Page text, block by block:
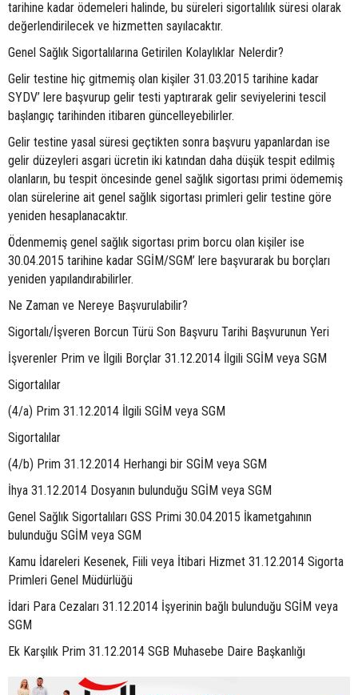
tarihine kadar ödemeleri halinde, bu süreleri sigortalılık süresi olarak
değerlendirilecek ve hizmetten sayılacaktır.
Genel Sağlık Sigortalılarına Getirilen Kolaylıklar Nelerdir?
Gelir testine hiç gitmemiş olan kişiler 31.03.2015 tarihine kadar
SYDV’ lere başvurup gelir testi yaptırarak gelir seviyelerini tescil
başlangıç tarihinden itibaren güncelleyebilirler.
Gelir testine yasal süresi geçtikten sonra başvuru yapanlardan ise
gelir düzeyleri asgari ücretin iki katından daha düşük tespit edilmiş
olanların, bu tespit öncesinde genel sağlık sigortası primi ödememiş
olan sürelerine ait genel sağlık sigortası primleri gelir testine göre
yeniden hesaplanacaktır.
Ödenmemiş genel sağlık sigortası prim borcu olan kişiler ise
30.04.2015 tarihine kadar SGİM/SGM’ lere başvurarak bu borçları
yeniden yapılandırabilirler.
Ne Zaman ve Nereye Başvurulabilir?
Sigortalı/İşveren Borcun Türü Son Başvuru Tarihi Başvurunun Yeri
İşverenler Prim ve İlgili Borçlar 31.12.2014 İlgili SGİM veya SGM
Sigortalılar
(4/a) Prim 31.12.2014 İlgili SGİM veya SGM
Sigortalılar
(4/b) Prim 31.12.2014 Herhangi bir SGİM veya SGM
İhya 31.12.2014 Dosyanın bulunduğu SGİM veya SGM
Genel Sağlık Sigortalıları GSS Primi 30.04.2015 İkametgahının
bulunduğu SGİM veya SGM
Kamu İdareleri Kesenek, Fiili veya İtibari Hizmet 31.12.2014 Sigorta
Primleri Genel Müdürlüğü
İdari Para Cezaları 31.12.2014 İşyerinin bağlı bulunduğu SGİM veya
SGM
Ek Karşılık Prim 31.12.2014 SGB Muhasebe Daire Başkanlığı